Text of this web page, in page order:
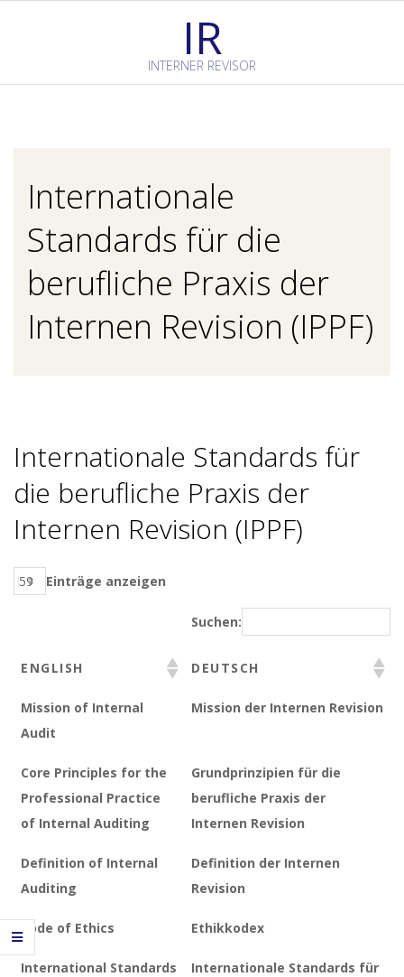
IR
INTERNER REVISOR
Internationale
Standards für die
berufliche Praxis der
Internen Revision (IPPF)
Internationale Standards für
die berufliche Praxis der
Internen Revision (IPPF)
Einträge anzeigen
Suchen:
ENGLISH DEUTSCH
Mission of Internal
Audit
Mission der Internen Revision
Core Principles for the
Professional Practice
of Internal Auditing
Grundprinzipien für die
berufliche Praxis der
Internen Revision
Definition of Internal
Auditing
Definition der Internen
Revision
Code of Ethics Ethikkodex
International Standards
Internationale Standards für